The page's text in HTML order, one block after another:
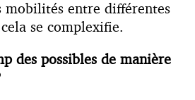
mobilités entre différentes
se complexifie.
des possibles de manière